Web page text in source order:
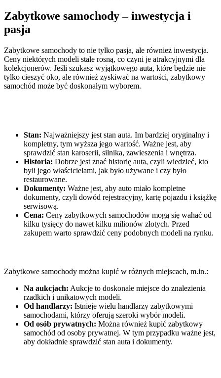
Zabytkowe samochody – inwestycja i
pasja
Zabytkowe samochody to nie tylko pasja, ale również inwestycja.
Ceny niektórych modeli stale rosną, co czyni je atrakcyjnymi dla
kolekcjonerów. Jeśli szukasz wyjątkowego auta, które będzie nie
tylko cieszyć oko, ale również zyskiwać na wartości, zabytkowy
samochód może być doskonałym wyborem.
Stan: Najważniejszy jest stan auta. Im bardziej oryginalny i
kompletny, tym wyższa jego wartość. Ważne jest, aby
sprawdzić stan karoserii, silnika, zawieszenia i wnętrza.
Historia: Dobrze jest znać historię auta, czyli wiedzieć, kto
byli jego właścicielami, jak było używane i czy było
restaurowane.
Dokumenty: Ważne jest, aby auto miało kompletne
dokumenty, czyli dowód rejestracyjny, kartę pojazdu i książkę
serwisową.
Cena: Ceny zabytkowych samochodów mogą się wahać od
kilku tysięcy do nawet kilku milionów złotych. Przed
zakupem warto sprawdzić ceny podobnych modeli na rynku.
Zabytkowe samochody można kupić w różnych miejscach, m.in.:
Na aukcjach: Aukcje to doskonałe miejsce do znalezienia
rzadkich i unikatowych modeli.
Od handlarzy: Istnieje wielu handlarzy zabytkowymi
samochodami, którzy oferują szeroki wybór modeli.
Od osób prywatnych: Można również kupić zabytkowy
samochód od osoby prywatnej. W tym przypadku ważne jest,
aby dokładnie sprawdzić stan auta i dokumenty.